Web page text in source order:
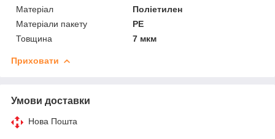
Матеріал
Поліетилен
Матеріали пакету
РЕ
Товщина
7 мкм
Приховати
Умови доставки
Нова Пошта